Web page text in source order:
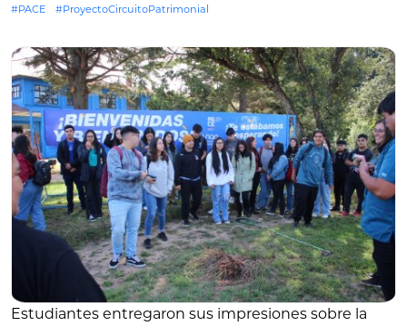
#PACE #ProyectoCircuitoPatrimonial
Estudiantes entregaron sus impresiones sobre la